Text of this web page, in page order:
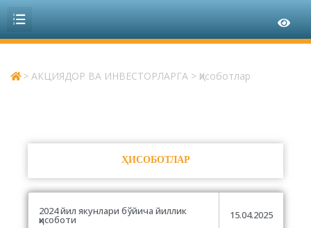
> АКЦИЯДОР ВА ИНВЕСТОРЛАРГА > Ҳисоботлар
ҲИСОБОТЛАР
2024 йил якунлари бўйича йиллик
ҳисоботи 15.04.2025